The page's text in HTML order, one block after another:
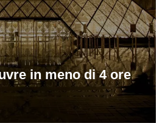
in meno di 4 ore